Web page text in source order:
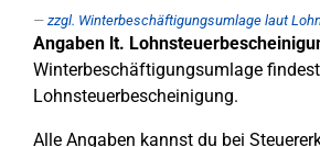
zzgl. Winterbeschäftigungsumlage laut
Angaben lt.
Winterbeschäftigungsumlage
Lohnsteuerbescheinigung.
Alle Angaben kannst du bei